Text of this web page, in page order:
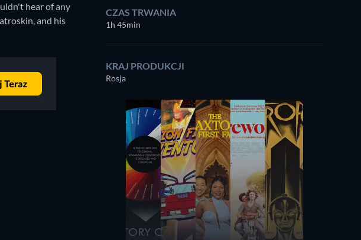
hear of any
and his
CZAS TRWANIA
1h 45min
KRAJ PRODUKCJI
Rosja